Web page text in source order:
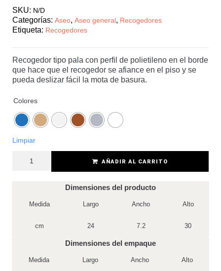
SKU: N/D
Categorías: Aseo, Aseo general, Recogedores
Etiqueta: Recogedores
Recogedor tipo pala con perfil de polietileno en el borde
que hace que el recogedor se afiance en el piso y se
pueda deslizar fácil la mota de basura.
Colores
Limpiar
AÑADIR AL CARRITO
Dimensiones del producto
Medida Largo Ancho Alto
cm 24 7.2 30
Dimensiones del empaque
Medida Largo Ancho Alto